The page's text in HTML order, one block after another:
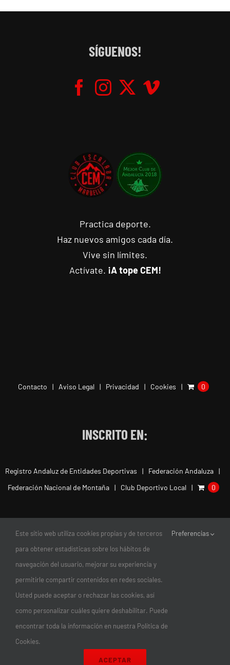
SÍGUENOS!
Practica deporte.
Haz nuevos amigos cada día.
Vive sin límites.
Actívate. ¡A tope CEM!
Contacto Aviso Legal Privacidad Cookies 0
INSCRITO EN:
Registro Andaluz de Entidades Deportivas
Federación Andaluza
Federación Nacional de Montaña
Club Deportivo Local 0
© Copyright 2011-2026 |
Este sitio web utiliza cookies propias y de terceros
para obtener estadísticas sobre los hábitos de
navegación del usuario, mejorar su experiencia y
permitirle compartir contenidos en redes sociales.
Usted puede aceptar o rechazar las cookies, así
como personalizar cuáles quiere deshabilitar. Puede
encontrar toda la información en nuestra Política de
Cookies.
Preferencias
ACEPTAR